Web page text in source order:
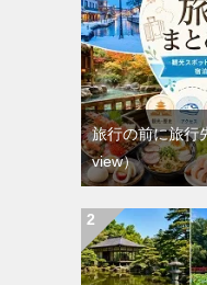
旅行の前に旅行
view）